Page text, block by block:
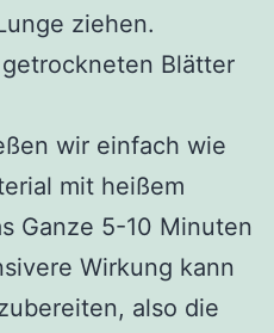
ziehen.
Blätter
wir einfach wie
mit heißem
Ganze 5-10 Minuten
Wirkung kann
also die